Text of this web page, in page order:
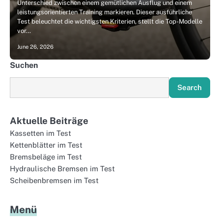
Unterschied zwischen einem gemütlichen Ausflug und einem
leistungsorientierten Training markieren. Dieser ausführliche
Test beleuchtet die wichtigsten Kriterien, stellt die Top-Modelle
vor…
June 26, 2026
Suchen
Search
Aktuelle Beiträge
Kassetten im Test
Kettenblätter im Test
Bremsbeläge im Test
Hydraulische Bremsen im Test
Scheibenbremsen im Test
Menü